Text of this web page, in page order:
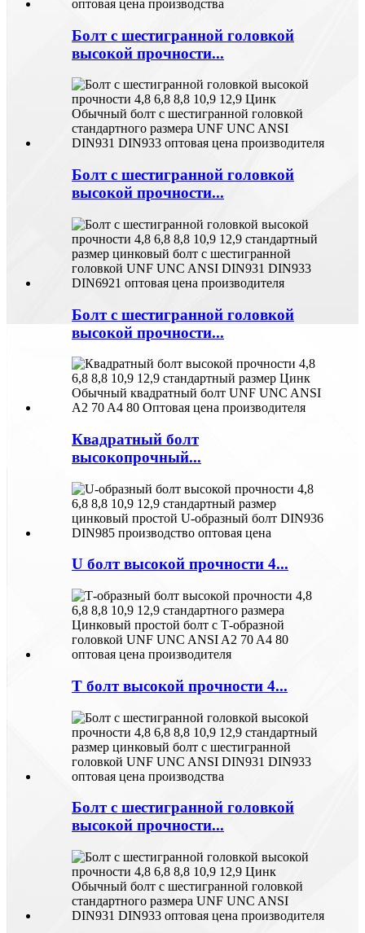
Болт с шестигранной головкой
высокой прочности...
Болт с шестигранной головкой
высокой прочности...
Болт с шестигранной головкой
высокой прочности...
Квадратный болт
высокопрочный...
U болт высокой прочности 4...
Т болт высокой прочности 4...
Болт с шестигранной головкой
высокой прочности...